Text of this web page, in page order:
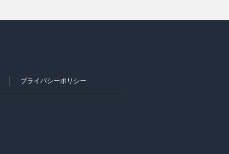
プライバシーポリシー